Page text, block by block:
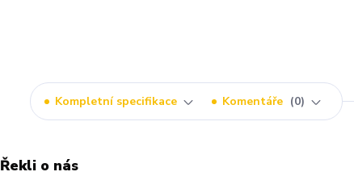
Kompletní specifikace Komentáře 0
Řekli o nás